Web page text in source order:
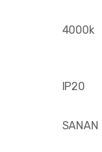
4000k
IP20
SANAN